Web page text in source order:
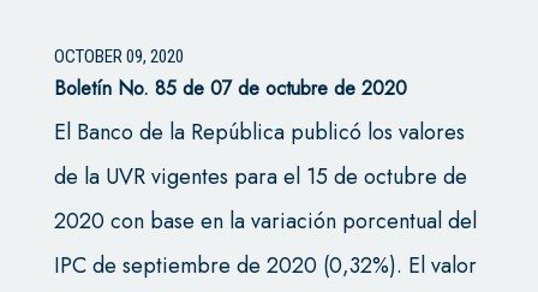
OCTOBER 09, 2020
Boletín No. 85 de 07 de octubre de 2020
El Banco de la República publicó los valores
de la UVR vigentes para el 15 de octubre de
2020 con base en la variación porcentual del
IPC de septiembre de 2020 (0,32%). El valor